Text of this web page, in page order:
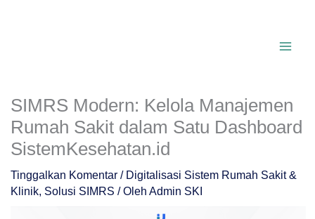
SIMRS Modern: Kelola Manajemen
Rumah Sakit dalam Satu Dashboard
SistemKesehatan.id
Tinggalkan Komentar / Digitalisasi Sistem Rumah Sakit &
Klinik, Solusi SIMRS / Oleh Admin SKI